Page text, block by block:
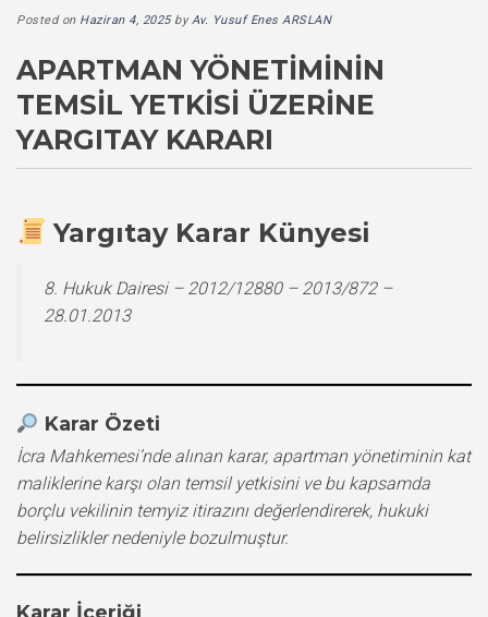
Posted on Haziran 4, 2025byAv. Yusuf Enes ARSLAN
APARTMAN YÖNETIMININ
TEMSIL YETKISI ÜZERINE
YARGITAY KARARI
Yargıtay Karar Künyesi
8. Hukuk Dairesi – 2012/12880 – 2013/872 –
28.01.2013
Karar Özeti
İcra Mahkemesi’nde alınan karar, apartman yönetiminin kat
maliklerine karşı olan temsil yetkisini ve bu kapsamda
borçlu vekilinin temyiz itirazını değerlendirerek, hukuki
belirsizlikler nedeniyle bozulmuştur.